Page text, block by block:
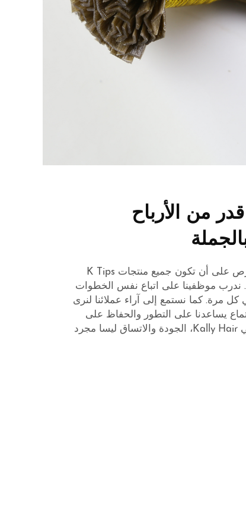
من الأرباح
الاتساق عنصر أساسي في خطتنا. نحرص على أن تكون جميع منتجات K Tips
ندرب موظفينا على اتباع نفس الخطوات
مرة. كما نستمع إلى آراء عملائنا لنرى
يساعدنا على التطور والحفاظ على
أعلى مستويات الجودة في K Tips. في Kally Hair، الجودة والاتساق ليسا مجرد